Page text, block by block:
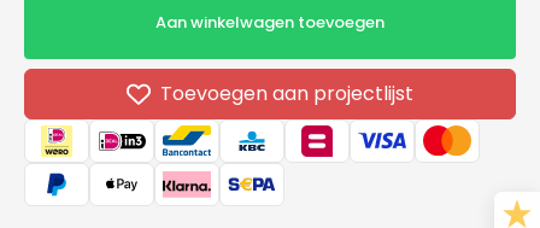
-
8000x600x100mm
-
Aan winkelwagen toevoegen
Toevoegen aan projectlijst